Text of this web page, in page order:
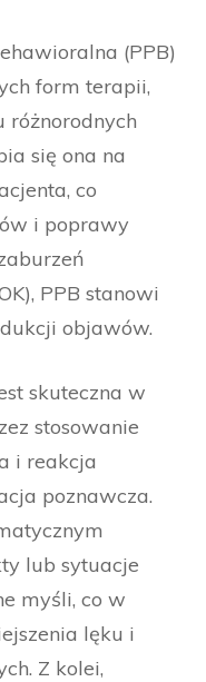
(PPB)
form terapii,
się ona na
co
i poprawy
PPB stanowi
objawów.
skuteczna w
stosowanie
i reakcja
poznawcza.
lub sytuacje
myśli, co w
lęku i
Z kolei,